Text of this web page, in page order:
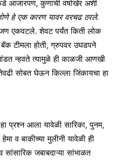
आजारपण, कुणाची वर्षाखेर अशी
हे एक कारण यावर वरचढ ठरले.
एकवटले. शेवट पर्यंत किती लोक
टीमला होती, ग्रुपवर उघडपने
न्हवते त्यामुळे ही काळजी आणखी
सोबत घेऊन किल्ला जिंकायचा हा
प्रश्न आला यावेळी सारिका, पुनम,
व बाकीच्या मुलीनी यावेळी ही
जबाबदाऱ्या सांभाळत